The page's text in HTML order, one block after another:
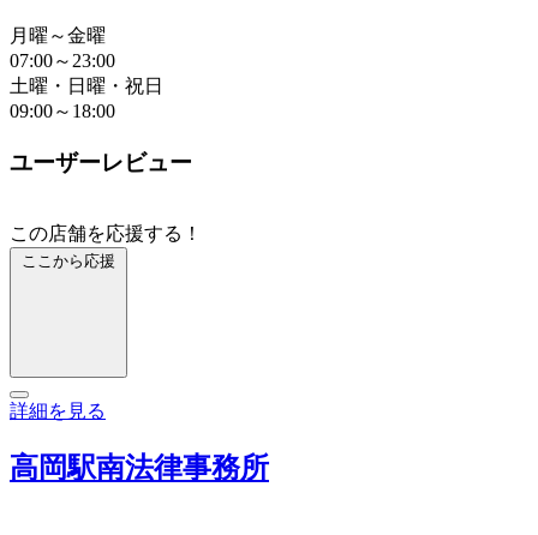
月曜～金曜
07:00～23:00
土曜・日曜・祝日
09:00～18:00
ユーザーレビュー
この店舗を応援する！
ここから応援
詳細を見る
高岡駅南法律事務所